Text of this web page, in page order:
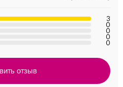
3
0
0
0
0
отзыв